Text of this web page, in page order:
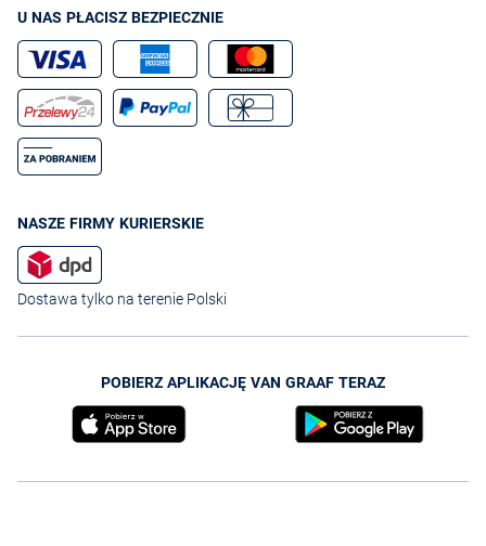
U NAS PŁACISZ BEZPIECZNIE
NASZE FIRMY KURIERSKIE
Dostawa tylko na terenie Polski
POBIERZ APLIKACJĘ VAN GRAAF TERAZ